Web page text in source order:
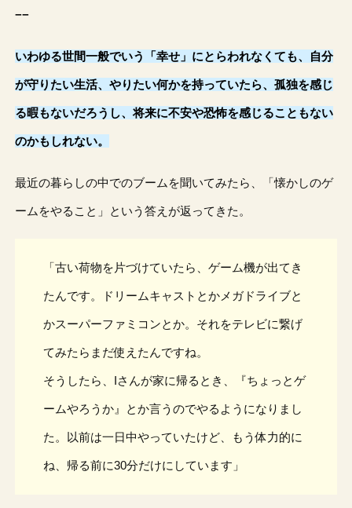
−−
いわゆる世間一般でいう「幸せ」にとらわれなくても、自分
が守りたい生活、やりたい何かを持っていたら、孤独を感じ
る暇もないだろうし、将来に不安や恐怖を感じることもない
のかもしれない。
最近の暮らしの中でのブームを聞いてみたら、「懐かしのゲ
ームをやること」という答えが返ってきた。
「古い荷物を片づけていたら、ゲーム機が出てき
たんです。ドリームキャストとかメガドライブと
かスーパーファミコンとか。それをテレビに繋げ
てみたらまだ使えたんですね。
そうしたら、Iさんが家に帰るとき、『ちょっとゲ
ームやろうか』とか言うのでやるようになりまし
た。以前は一日中やっていたけど、もう体力的に
ね、帰る前に30分だけにしています」